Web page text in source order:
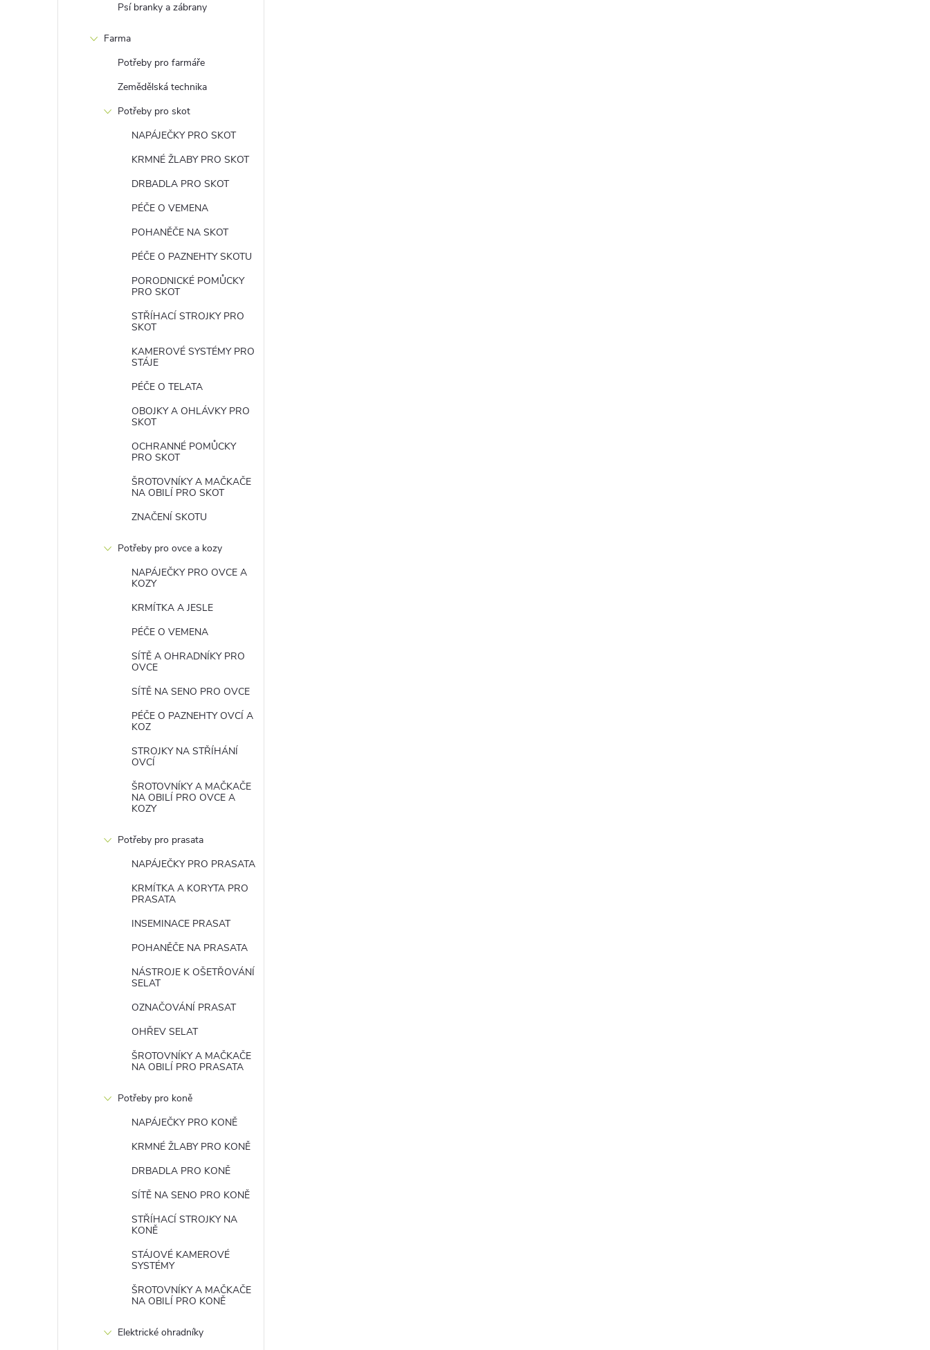
Psí branky a zábrany
Farma
Potřeby pro farmáře
Zemědělská technika
Potřeby pro skot
NAPÁJEČKY PRO SKOT
KRMNÉ ŽLABY PRO SKOT
DRBADLA PRO SKOT
PÉČE O VEMENA
POHANĚČE NA SKOT
PÉČE O PAZNEHTY SKOTU
PORODNICKÉ POMŮCKY
PRO SKOT
STŘÍHACÍ STROJKY PRO
SKOT
KAMEROVÉ SYSTÉMY PRO
STÁJE
PÉČE O TELATA
OBOJKY A OHLÁVKY PRO
SKOT
OCHRANNÉ POMŮCKY
PRO SKOT
ŠROTOVNÍKY A MAČKAČE
NA OBILÍ PRO SKOT
ZNAČENÍ SKOTU
Potřeby pro ovce a kozy
NAPÁJEČKY PRO OVCE A
KOZY
KRMÍTKA A JESLE
PÉČE O VEMENA
SÍTĚ A OHRADNÍKY PRO
OVCE
SÍTĚ NA SENO PRO OVCE
PÉČE O PAZNEHTY OVCÍ A
KOZ
STROJKY NA STŘÍHÁNÍ
OVCÍ
ŠROTOVNÍKY A MAČKAČE
NA OBILÍ PRO OVCE A
KOZY
Potřeby pro prasata
NAPÁJEČKY PRO PRASATA
KRMÍTKA A KORYTA PRO
PRASATA
INSEMINACE PRASAT
POHANĚČE NA PRASATA
NÁSTROJE K OŠETŘOVÁNÍ
SELAT
OZNAČOVÁNÍ PRASAT
OHŘEV SELAT
ŠROTOVNÍKY A MAČKAČE
NA OBILÍ PRO PRASATA
Potřeby pro koně
NAPÁJEČKY PRO KONĚ
KRMNÉ ŽLABY PRO KONĚ
DRBADLA PRO KONĚ
SÍTĚ NA SENO PRO KONĚ
STŘÍHACÍ STROJKY NA
KONĚ
STÁJOVÉ KAMEROVÉ
SYSTÉMY
ŠROTOVNÍKY A MAČKAČE
NA OBILÍ PRO KONĚ
Elektrické ohradníky